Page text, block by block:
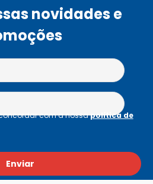
novidades e
Enviar
com a nossapolítica de